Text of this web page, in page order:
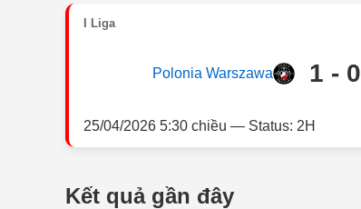
I Liga
Polonia Warszawa 1 - 0
25/04/2026 5:30 chiều — Status: 2H
Kết quả gần đây